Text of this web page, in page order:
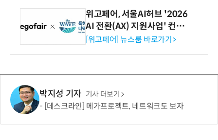
위고페어, 서울AI허브 '2026
AI 전환(AX) 지원사업' 컨소
시엄 선정
[위고페어] 뉴스룸 바로가기>
박지성 기자 기사 더보기
[데스크라인] 메가프로젝트, 네트워크도 보자